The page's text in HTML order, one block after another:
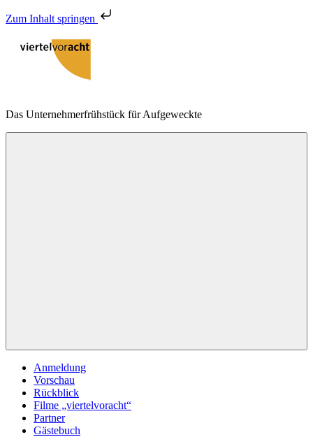
Zum Inhalt springen
Inhalt
viertelvoracht
Das Unternehmerfrühstück für Aufgeweckte
Anmeldung
Vorschau
Rückblick
Filme „viertelvoracht“
Partner
Gästebuch